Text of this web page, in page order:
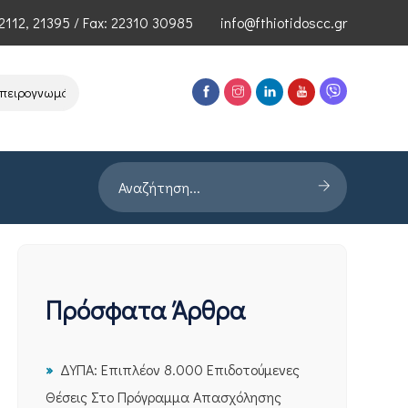
, 21395 / Fax: 22310 30985 info@fthiotidoscc.gr
Τεχνολογιών Αιχμής του ΕΦΕΠΑΕ Παρουσίαση
Πρόσφατα Άρθρα
ΔΥΠΑ: Επιπλέον 8.000 Επιδοτούμενες
Θέσεις Στο Πρόγραμμα Απασχόλησης